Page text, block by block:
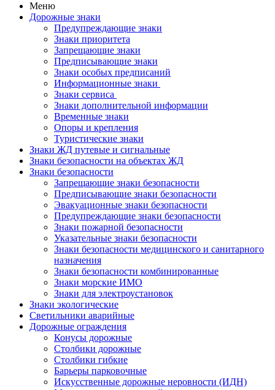
Меню
Дорожные знаки
Предупреждающие знаки
Знаки приоритета
Запрещающие знаки
Предписывающие знаки
Знаки особых предписаний
Информационные знаки
Знаки сервиса
Знаки дополнительной информации
Временные знаки
Опоры и крепления
Туристические знаки
Знаки ЖД путевые и сигнальные
Знаки безопасности на объектах ЖД
Знаки безопасности
Запрещающие знаки безопасности
Предписывающие знаки безопасности
Эвакуационные знаки безопасности
Предупреждающие знаки безопасности
Знаки пожарной безопасности
Указательные знаки безопасности
Знаки безопасности медицинского и санитарного
назначения
Знаки безопасности комбинированные
Знаки морские ИМО
Знаки для электроустановок
Знаки экологические
Светильники аварийные
Дорожные ограждения
Конусы дорожные
Столбики дорожные
Столбики гибкие
Барьеры парковочные
Искусственные дорожные неровности (ИДН)